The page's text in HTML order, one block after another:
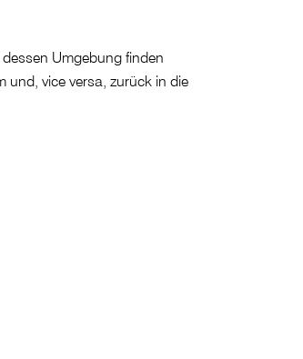
Umgebung finden
und, vice versa, zurück in die